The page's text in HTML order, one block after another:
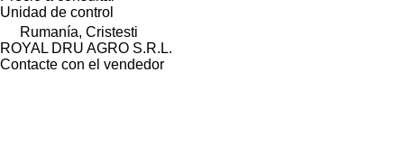
Unidad de control
Rumanía, Cristesti
ROYAL DRU AGRO S.R.L.
Contacte con el vendedor